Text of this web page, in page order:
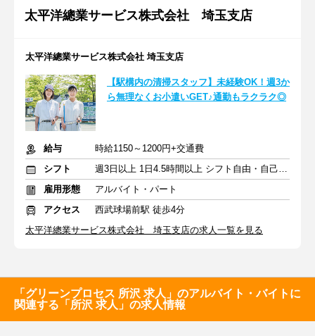
太平洋總業サービス株式会社 埼玉支店
太平洋總業サービス株式会社 埼玉支店
【駅構内の清掃スタッフ】未経験OK！週3か
ら無理なくお小遣いGET♪通勤もラクラク◎
給与
時給1150～1200円+交通費
シフト
週3日以上 1日4.5時間以上 シフト自由・自己申告
雇用形態
アルバイト・パート
アクセス
西武球場前駅 徒歩4分
太平洋總業サービス株式会社 埼玉支店の求人一覧を見る
「グリーンプロセス 所沢 求人」のアルバイト・バイトに
関連する「所沢 求人」の求人情報